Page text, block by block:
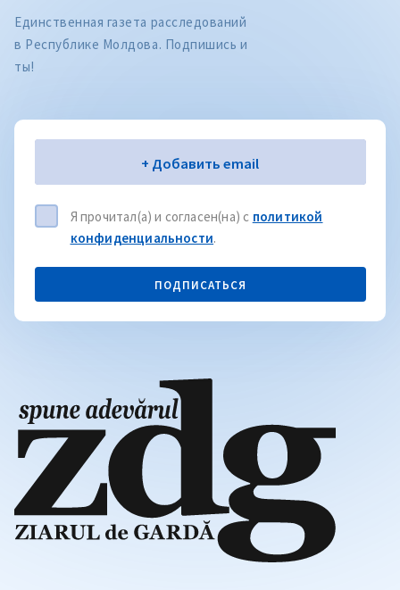
Единственная газета расследований
в Республике Молдова. Подпишись и
ты!
Электронная почта+ Добавить email
Я прочитал(а) и согласен(на) с политикой
конфиденциальности.
ПОДПИСАТЬСЯ